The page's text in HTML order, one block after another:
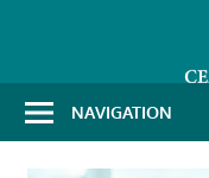
NAVIGATION